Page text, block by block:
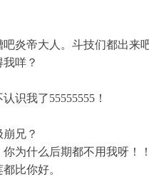
炎帝大人。斗技们都出来
咩？
识我了55555555！
兄？
为什么后期都不用我呀！
比你好。